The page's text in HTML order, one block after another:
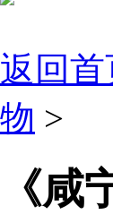
返回首
物 >
《